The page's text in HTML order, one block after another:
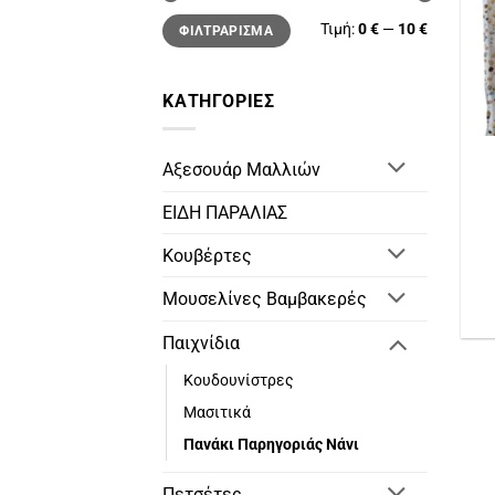
Ελάχιστη
τιμή
Μέγιστη
τιμήΦΙΛΤΡΆΡΙΣΜΑ Τιμή:0 € — 10 €
ΚΑΤΗΓΟΡΊΕΣ
Αξεσουάρ Μαλλιών
ΕΙΔΗ ΠΑΡΑΛΙΑΣ
Κουβέρτες
Μουσελίνες Βαμβακερές
Παιχνίδια
Κουδουνίστρες
Μασιτικά
Πανάκι Παρηγοριάς Νάνι